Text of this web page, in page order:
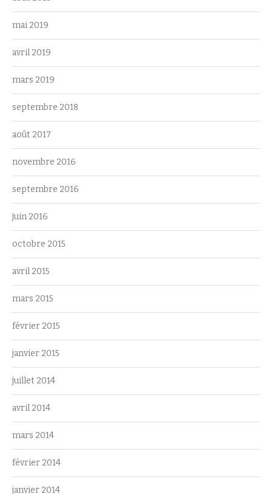
mai 2019
avril 2019
mars 2019
septembre 2018
août 2017
novembre 2016
septembre 2016
juin 2016
octobre 2015
avril 2015
mars 2015
février 2015
janvier 2015
juillet 2014
avril 2014
mars 2014
février 2014
janvier 2014